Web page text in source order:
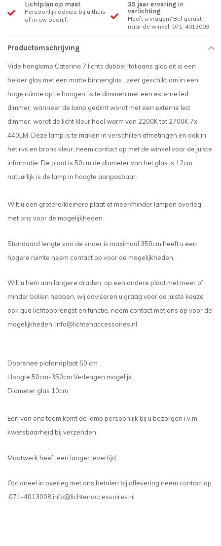
Lichtplan op maat
Persoonlijk advies bij u thuis
of in uw bedrijf.
35 jaar ervaring in
verlichting
Heeft u vragen? Bel gerust
naar de winkel; 071-4013008
Productomschrijving
Vide hanglamp Caterina 7 lichts dubbel Italiaans glas dit is een
helder glas met een matte binnenglas , zeer geschikt om in een
hoge ruimte op te hangen, is te dimmen met een externe led
dimmer, wanneer de lamp gedimt wordt met een externe led
dimmer, wordt de licht kleur heel warm van 2200K tot 2700K 7x
440LM. Deze lamp is te maken in verschillen afmetingen en ook in
het rvs en brons kleur, neem contact op met de winkel voor de juiste
informatie. De plaat is 50cm de diameter van het glas is 12cm
natuurlijk is de lamp in hoogte aanpasbaar.
Wilt u een grotere/kleinere plaat of meer/minder lampen overleg
met ons voor de mogelijkheden.
Standaard lengte van de snoer is maximaal 350cm heeft u een
hogere ruimte neem contact op voor de mogelijkheden.
Wilt u hem aan langere draden, op een andere plaat met meer of
minder bollen hebben, wij adviseren u graag voor de juiste keuze
ook qua lichtopbrengst en functie, neem contact met ons op voor de
mogelijkheden. Info@lichtenaccessoires.nl
Doorsnee plafondplaat 50 cm
Hoogte 50cm-350cm Verlengen mogelijk
Diameter glas 10cm
Een van ons team komt de lamp persoonlijk bij u bezorgen i.v.m.
kwetsbaarheid bij verzenden.
Maatwerk heeft een langer levertijd.
Optioneel in overleg met ons betalen bij aflevering neem contact op
:071-4013008 info@lichtenaccessoires.nl